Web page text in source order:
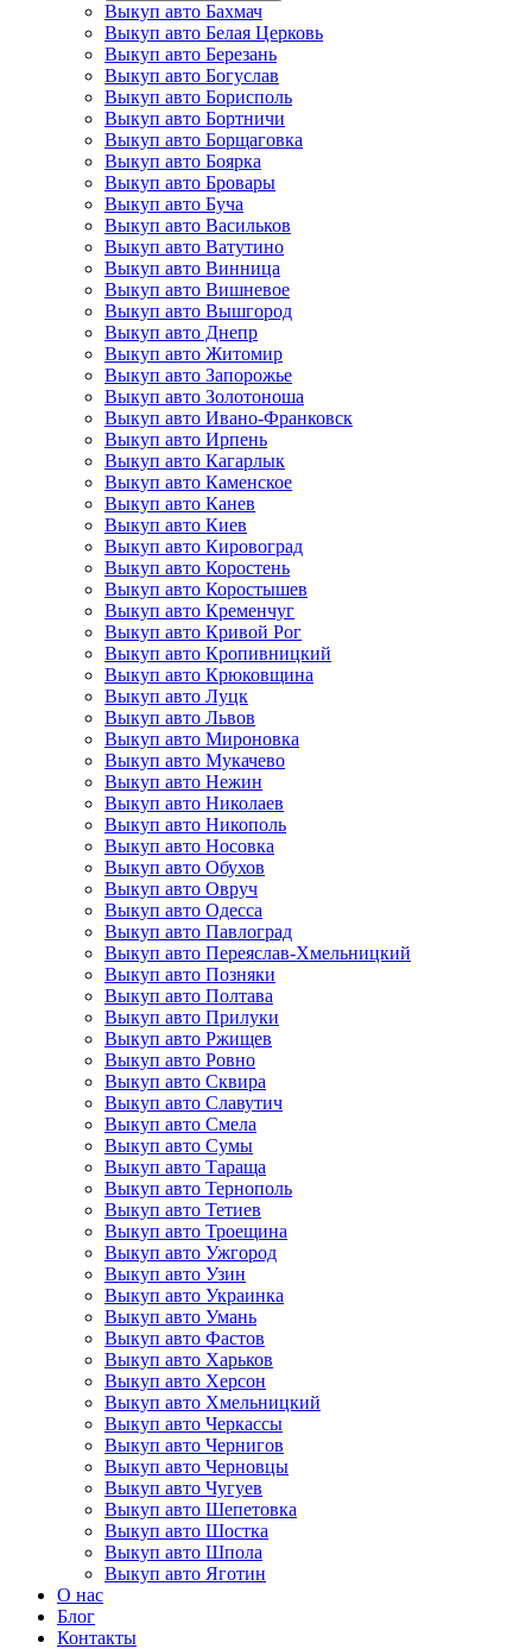
Выкуп авто Бахмач
Выкуп авто Белая Церковь
Выкуп авто Березань
Выкуп авто Богуслав
Выкуп авто Борисполь
Выкуп авто Бортничи
Выкуп авто Борщаговка
Выкуп авто Боярка
Выкуп авто Бровары
Выкуп авто Буча
Выкуп авто Васильков
Выкуп авто Ватутино
Выкуп авто Винница
Выкуп авто Вишневое
Выкуп авто Вышгород
Выкуп авто Днепр
Выкуп авто Житомир
Выкуп авто Запорожье
Выкуп авто Золотоноша
Выкуп авто Ивано-Франковск
Выкуп авто Ирпень
Выкуп авто Кагарлык
Выкуп авто Каменское
Выкуп авто Канев
Выкуп авто Киев
Выкуп авто Кировоград
Выкуп авто Коростень
Выкуп авто Коростышев
Выкуп авто Кременчуг
Выкуп авто Кривой Рог
Выкуп авто Кропивницкий
Выкуп авто Крюковщина
Выкуп авто Луцк
Выкуп авто Львов
Выкуп авто Мироновка
Выкуп авто Мукачево
Выкуп авто Нежин
Выкуп авто Николаев
Выкуп авто Никополь
Выкуп авто Носовка
Выкуп авто Обухов
Выкуп авто Овруч
Выкуп авто Одесса
Выкуп авто Павлоград
Выкуп авто Переяслав-Хмельницкий
Выкуп авто Позняки
Выкуп авто Полтава
Выкуп авто Прилуки
Выкуп авто Ржищев
Выкуп авто Ровно
Выкуп авто Сквира
Выкуп авто Славутич
Выкуп авто Смела
Выкуп авто Сумы
Выкуп авто Тараща
Выкуп авто Тернополь
Выкуп авто Тетиев
Выкуп авто Троещина
Выкуп авто Ужгород
Выкуп авто Узин
Выкуп авто Украинка
Выкуп авто Умань
Выкуп авто Фастов
Выкуп авто Харьков
Выкуп авто Херсон
Выкуп авто Хмельницкий
Выкуп авто Черкассы
Выкуп авто Чернигов
Выкуп авто Черновцы
Выкуп авто Чугуев
Выкуп авто Шепетовка
Выкуп авто Шостка
Выкуп авто Шпола
Выкуп авто Яготин
О нас
Блог
Контакты